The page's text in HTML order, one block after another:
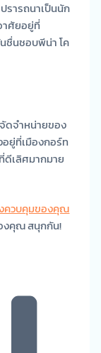
รารถนาเป็นนัก
าศัยอยู่ที่
ชื่นชอบพีน่า โค
จัดจำหน่ายของ
ยู่ที่เมืองกอร์ท
ดีเลิศมากมาย
ควบคุมของคุณ
งคุณ สนุกกัน!